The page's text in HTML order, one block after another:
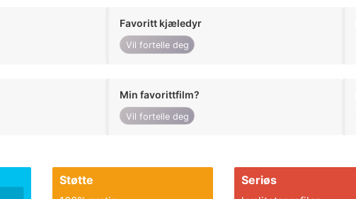
Favoritt kjæledyr
Vil fortelle deg
Min favorittfilm?
Vil fortelle deg
Støtte Seriøs